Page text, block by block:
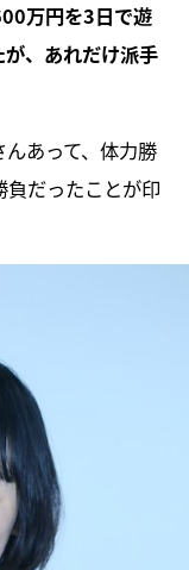
万円を3日で遊
、あれだけ派手
んあって、体力勝
だったことが印